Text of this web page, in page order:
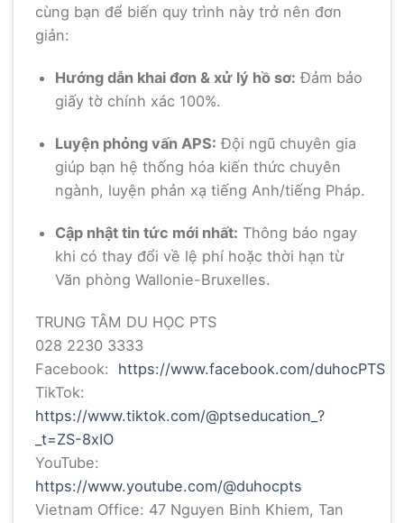
cùng bạn để biến quy trình này trở nên đơn
giản:
Hướng dẫn khai đơn & xử lý hồ sơ: Đảm bảo
giấy tờ chính xác 100%.
Luyện phỏng vấn APS: Đội ngũ chuyên gia
giúp bạn hệ thống hóa kiến thức chuyên
ngành, luyện phản xạ tiếng Anh/tiếng Pháp.
Cập nhật tin tức mới nhất: Thông báo ngay
khi có thay đổi về lệ phí hoặc thời hạn từ
Văn phòng Wallonie-Bruxelles.
TRUNG TÂM DU HỌC PTS
028 2230 3333
Facebook: https://www.facebook.com/duhocPTS
TikTok:
https://www.tiktok.com/@ptseducation_?
_t=ZS-8xIO
YouTube:
https://www.youtube.com/@duhocpts
Vietnam Office: 47 Nguyen Binh Khiem, Tan